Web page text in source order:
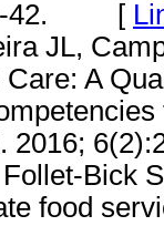
42. [
JL,
A
2016;
Bick
food